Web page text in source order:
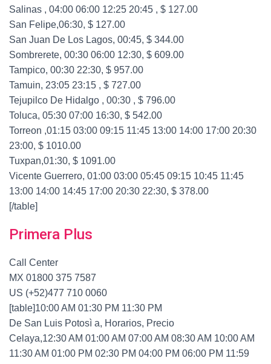
Salinas , 04:00 06:00 12:25 20:45 , $ 127.00
San Felipe,06:30, $ 127.00
San Juan De Los Lagos, 00:45, $ 344.00
Sombrerete, 00:30 06:00 12:30, $ 609.00
Tampico, 00:30 22:30, $ 957.00
Tamuin, 23:05 23:15 , $ 727.00
Tejupilco De Hidalgo , 00:30 , $ 796.00
Toluca, 05:30 07:00 16:30, $ 542.00
Torreon ,01:15 03:00 09:15 11:45 13:00 14:00 17:00 20:30
23:00, $ 1010.00
Tuxpan,01:30, $ 1091.00
Vicente Guerrero, 01:00 03:00 05:45 09:15 10:45 11:45
13:00 14:00 14:45 17:00 20:30 22:30, $ 378.00
[/table]
Primera Plus
Call Center
MX 01800 375 7587
US (+52)477 710 0060
[table]10:00 AM 01:30 PM 11:30 PM
De San Luis Potosì a, Horarios, Precio
Celaya,12:30 AM 01:00 AM 07:00 AM 08:30 AM 10:00 AM
11:30 AM 01:00 PM 02:30 PM 04:00 PM 06:00 PM 11:59